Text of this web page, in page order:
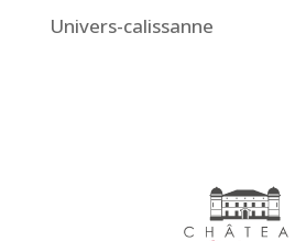
Univers-calissanne